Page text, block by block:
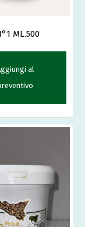
UMAMI N°1 ML.500
al